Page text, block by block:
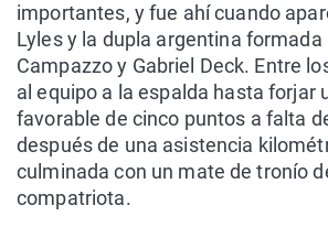
importantes, y fue ahí cuando
Lyles y la dupla argentina formada
Campazzo y Gabriel Deck. Entre
al equipo a la espalda hasta forjar
favorable de cinco puntos a falta
después de una asistencia
culminada con un mate de tronío
compatriota.